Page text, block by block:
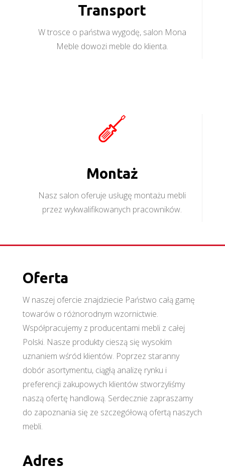
Transport
W trosce o państwa wygodę, salon Mona
Meble dowozi meble do klienta.
Montaż
Nasz salon oferuje usługę montażu mebli
przez wykwalifikowanych pracowników.
Oferta
W naszej ofercie znajdziecie Państwo całą gamę
towarów o różnorodnym wzornictwie.
Współpracujemy z producentami mebli z całej
Polski. Nasze produkty cieszą się wysokim
uznaniem wśród klientów. Poprzez staranny
dobór asortymentu, ciągłą analizę rynku i
preferencji zakupowych klientów stworzyliśmy
naszą ofertę handlową. Serdecznie zapraszamy
do zapoznania się ze szczegółową ofertą naszych
mebli.
Adres